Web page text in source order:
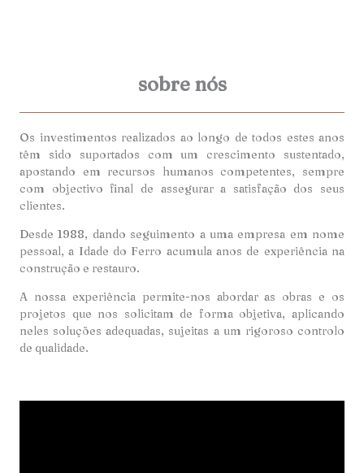
sobre nós
Os investimentos realizados ao longo de todos estes anos
têm sido suportados com um crescimento sustentado,
apostando em recursos humanos competentes, sempre
com objectivo final de assegurar a satisfação dos seus
clientes.
Desde 1988, dando seguimento a uma empresa em nome
pessoal, a Idade do Ferro acumula anos de experiência na
construção e restauro.
A nossa experiência permite-nos abordar as obras e os
projetos que nos solicitam de forma objetiva, aplicando
neles soluções adequadas, sujeitas a um rigoroso controlo
de qualidade.